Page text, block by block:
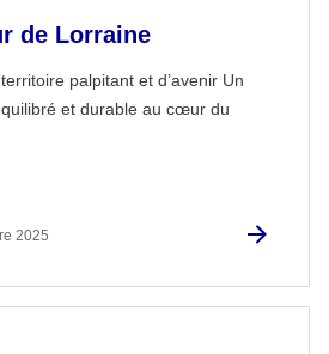
de Lorraine
palpitant et d’avenir Un
et durable au cœur du
2025